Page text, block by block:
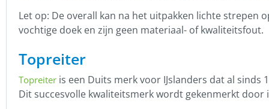
Let op: De overall kan na het uitpakken lichte strepen
vochtige doek en zijn geen materiaal- of kwaliteitsfout.
Topreiter
Topreiter is een Duits merk voor IJslanders dat al sinds
Dit succesvolle kwaliteitsmerk wordt gekenmerkt